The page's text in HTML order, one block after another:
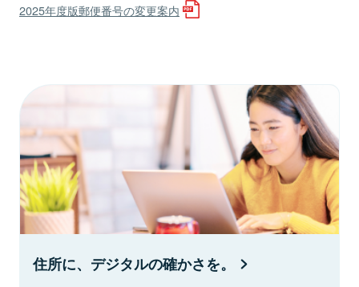
2025年度版郵便番号の変更案内
住所に、デジタルの確かさを。